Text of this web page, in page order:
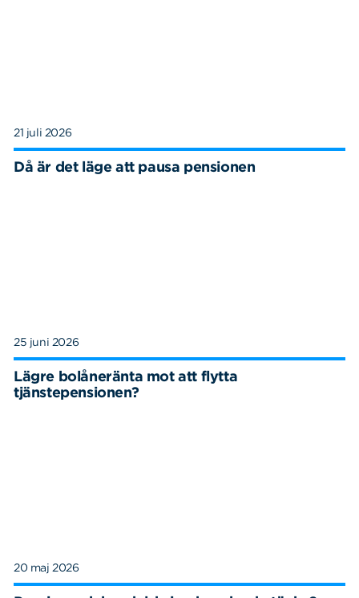
21 juli 2026
Då är det läge att pausa pensionen
25 juni 2026
Lägre bolåneränta mot att flytta
tjänstepensionen?
20 maj 2026